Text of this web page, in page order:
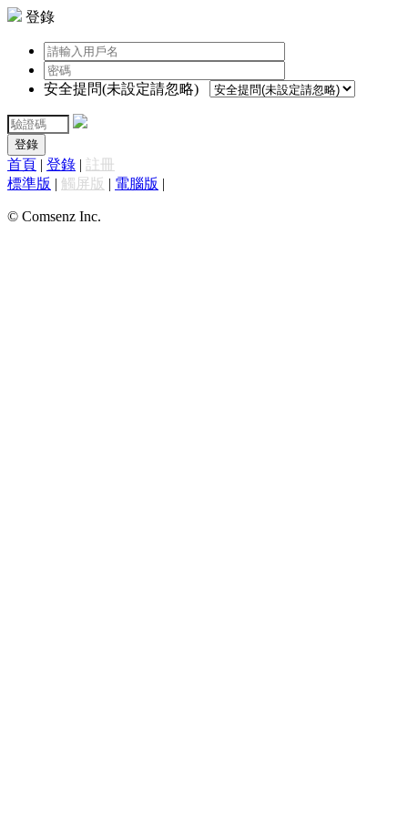
登錄
安全提問(未設定請忽略)
登錄
首頁 | 登錄 | 註冊
標準版 | 觸屏版 | 電腦版 |
© Comsenz Inc.